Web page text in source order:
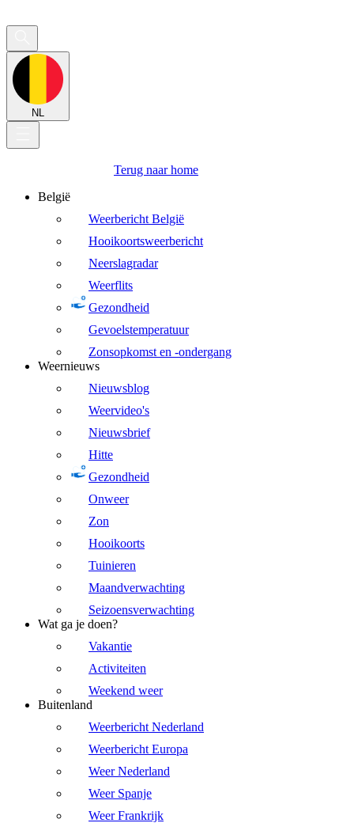
NL
Terug naar home
België
Weerbericht België
Hooikoortsweerbericht
Neerslagradar
Weerflits
Gezondheid
Gevoelstemperatuur
Zonsopkomst en -ondergang
Weernieuws
Nieuwsblog
Weervideo's
Nieuwsbrief
Hitte
Gezondheid
Onweer
Zon
Hooikoorts
Tuinieren
Maandverwachting
Seizoensverwachting
Wat ga je doen?
Vakantie
Activiteiten
Weekend weer
Buitenland
Weerbericht Nederland
Weerbericht Europa
Weer Nederland
Weer Spanje
Weer Frankrijk